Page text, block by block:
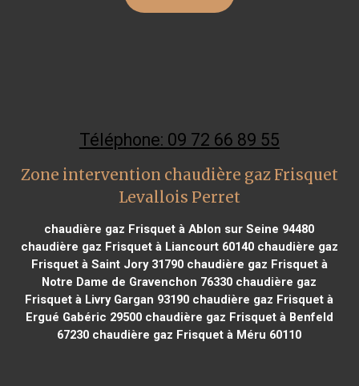
Téléphone: 09 72 66 89 55
Zone intervention chaudière gaz Frisquet
Levallois Perret
chaudière gaz Frisquet à Ablon sur Seine 94480
chaudière gaz Frisquet à Liancourt 60140chaudière gaz
Frisquet à Saint Jory 31790chaudière gaz Frisquet à
Notre Dame de Gravenchon 76330 chaudière gaz
Frisquet à Livry Gargan 93190 chaudière gaz Frisquet à
Ergué Gabéric 29500chaudière gaz Frisquet à Benfeld
67230 chaudière gaz Frisquet à Méru 60110